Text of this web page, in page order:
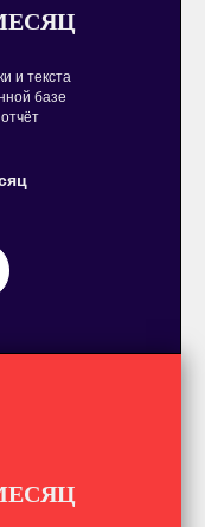
и текста
базе